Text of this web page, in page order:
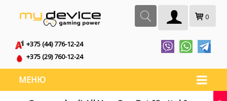
0
+375 (44) 776-12-24
+375 (29) 760-12-24
МЕНЮ